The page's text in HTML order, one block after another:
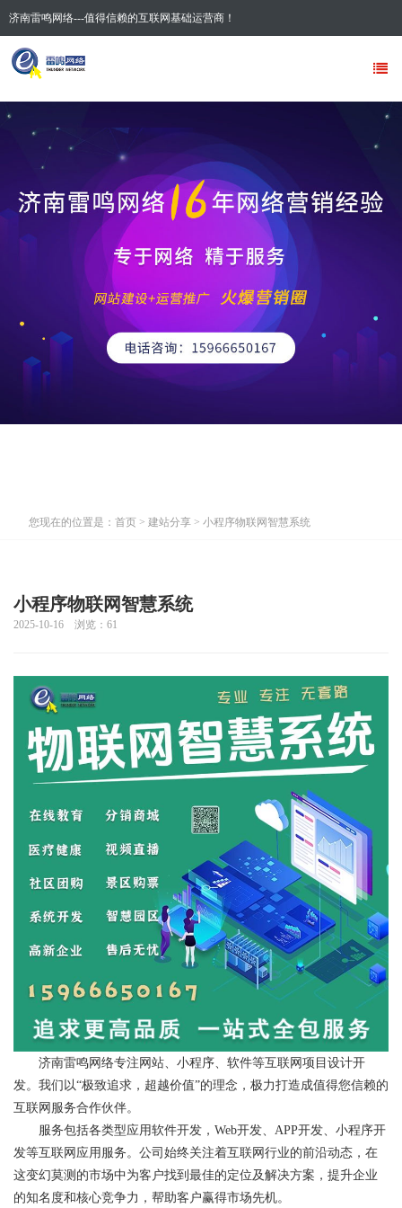
济南雷鸣网络---值得信赖的互联网基础运营商！
您现在的位置是： 首页 > 建站分享 > 小程序物联网智慧系统
小程序物联网智慧系统
2025-10-16 浏览： 61
济南雷鸣网络专注网站、小程序、软件等互联网项目设计开
发。我们以“极致追求，超越价值”的理念，极力打造成值得您信赖的
互联网服务合作伙伴。
服务包括各类型应用软件开发，Web开发、APP开发、小程序开
发等互联网应用服务。公司始终关注着互联网行业的前沿动态，在
这变幻莫测的市场中为客户找到最佳的定位及解决方案，提升企业
的知名度和核心竞争力，帮助客户赢得市场先机。